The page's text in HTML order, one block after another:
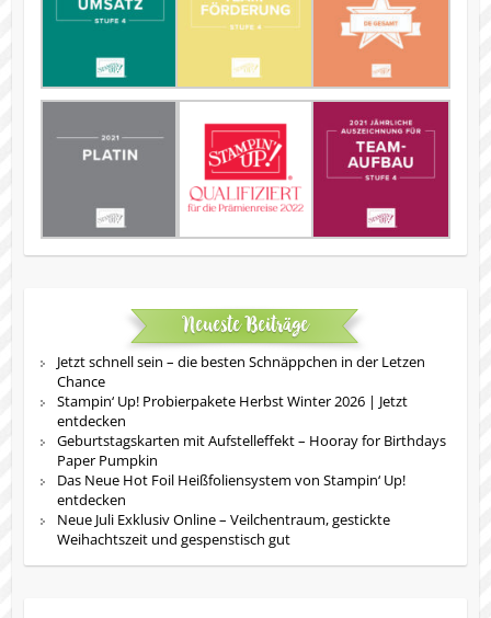
Neueste Beiträge
Jetzt schnell sein – die besten Schnäppchen in der Letzen
Chance
Stampin‘ Up! Probierpakete Herbst Winter 2026 | Jetzt
entdecken
Geburtstagskarten mit Aufstelleffekt – Hooray for Birthdays
Paper Pumpkin
Das Neue Hot Foil Heißfoliensystem von Stampin‘ Up!
entdecken
Neue Juli Exklusiv Online – Veilchentraum, gestickte
Weihachtszeit und gespenstisch gut